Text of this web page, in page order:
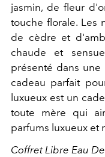
jasmin, de fleur
touche florale. Les
de cèdre et
chaude et
présenté dans
cadeau parfait
luxueux est un
toute mère qui
parfums luxueux et
Coffret Libre Eau